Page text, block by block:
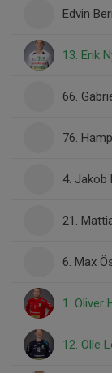
Edvin
13. Erik
66.
76.
4. Jakob
21.
6. Max
1. Oliver
12. Olle